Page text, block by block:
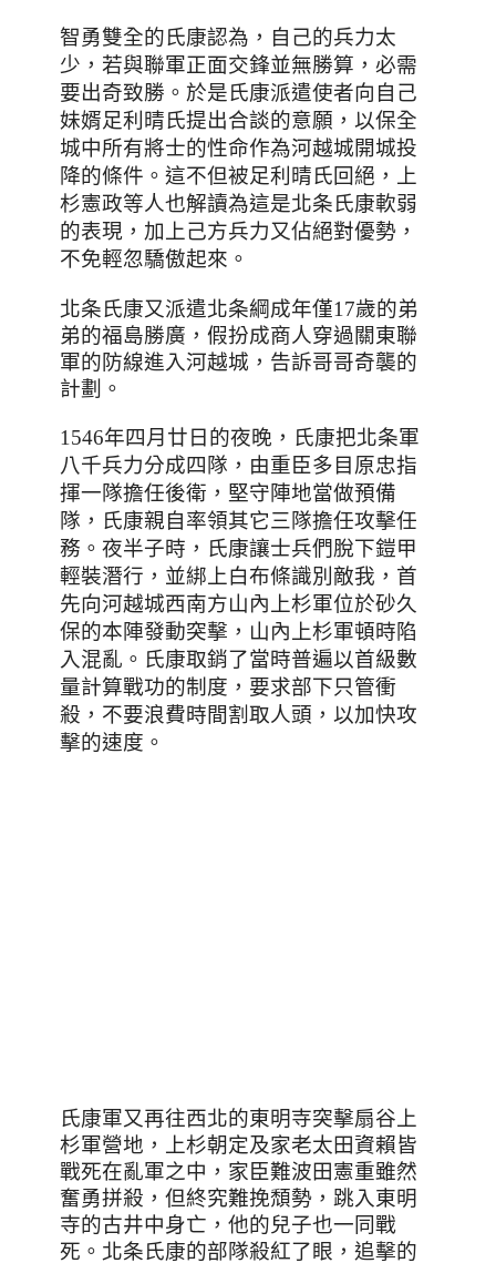
智勇雙全的氏康認為 ，自己的兵力太
少，若與聯軍正面交鋒並無勝算，必需
要出奇致勝。於是氏康派遣使者向自己
妹婿足利晴氏提出合談的意願 ，以保全
城中所有將士的性命作為河越城開城投
降的條件 。這不但被足利晴氏回絕，上
杉憲政等人也解讀為這是北条氏康軟弱
的表現，加上己方兵力又佔絕對優勢，
不免輕忽驕傲起來。
北条氏康又派遣北条綱成年僅17歲的弟
弟的福島勝廣，假扮成商人穿過關東聯
軍的防線進入河越城，告訴哥哥奇襲的
計劃。
1546年四月廿日的夜晚，氏康把北条軍
八千兵力分成四隊，由重臣多目原忠指
揮一隊擔任後衛，堅守陣地當做預備
隊，氏康親自率領其它三隊擔任攻擊任
務。夜半子時，氏康讓士兵們脫下鎧甲
輕裝潛行，並綁上白布條識別敵我 ，首
先向河越城西南方山內上杉軍位於砂久
保的本陣發動突擊，山內上杉軍頓時陷
入混亂。氏康取銷了當時普遍以首級數
量計算戰功的制度 ，要求部下只管衝
殺，不要浪費時間割取人頭，以加快攻
擊的速度。
氏康軍又再往西北的東明寺突擊扇谷上
杉軍營地，上杉朝定及家老太田資賴皆
戰死在亂軍之中，家臣難波田憲重雖然
奮勇拼殺，但終究難挽頹勢，跳入東明
寺的古井中身亡，他的兒子也一同戰
死。北条氏康的部隊殺紅了眼，追擊的